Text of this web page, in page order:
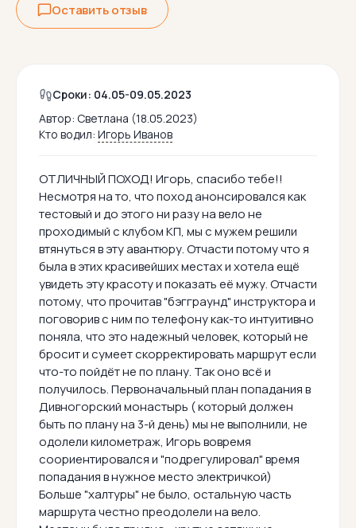
Оставить отзыв
Сроки: 04.05-09.05.2023
Автор: Светлана (18.05.2023)
Кто водил: Игорь Иванов
ОТЛИЧНЫЙ ПОХОД! Игорь, спасибо тебе!!
Несмотря на то, что поход анонсировался как
тестовый и до этого ни разу на вело не
проходимый с клубом КП, мы с мужем решили
втянуться в эту авантюру. Отчасти потому что я
была в этих красивейших местах и хотела ещё
увидеть эту красоту и показать её мужу. Отчасти
потому, что прочитав "бэгграунд" инструктора и
поговорив с ним по телефону как-то интуитивно
поняла, что это надежный человек, который не
бросит и сумеет скорректировать маршрут если
что-то пойдёт не по плану. Так оно всё и
получилось. Первоначальный план попадания в
Дивногорский монастырь ( который должен
быть по плану на 3-й день) мы не выполнили, не
одолели километраж, Игорь вовремя
соориентировался и "подрегулировал" время
попадания в нужное место электричкой)
Больше "халтуры" не было, остальную часть
маршрута честно преодолели на вело.